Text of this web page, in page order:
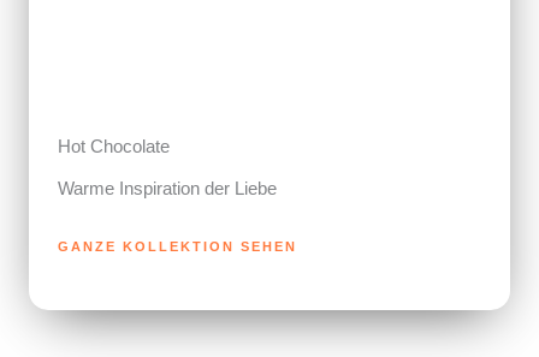
Hot Chocolate
Warme Inspiration der Liebe
GANZE KOLLEKTION SEHEN